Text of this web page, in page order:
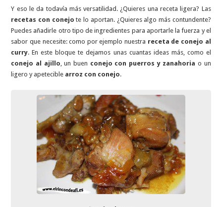
Y eso le da todavía más versatilidad. ¿Quieres una receta ligera? Las
recetas con conejo te lo aportan. ¿Quieres algo más contundente?
Puedes añadirle otro tipo de ingredientes para aportarle la fuerza y el
sabor que necesite: como por ejemplo nuestra receta de conejo al
curry. En este bloque te dejamos unas cuantas ideas más, como el
conejo al ajillo, un buen conejo con puerros y zanahoria o un
ligero y apetecible arroz con conejo.